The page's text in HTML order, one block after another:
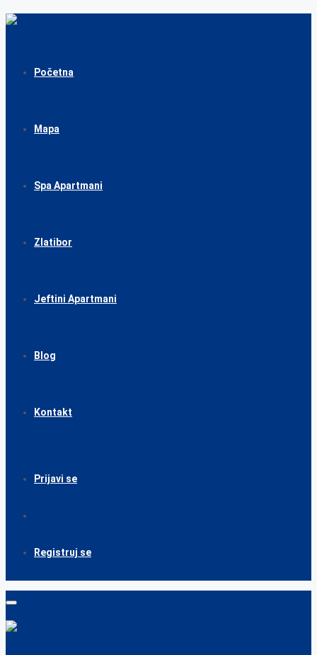
Početna
Mapa
Spa Apartmani
Zlatibor
Jeftini Apartmani
Blog
Kontakt
Prijavi se
Registruj se